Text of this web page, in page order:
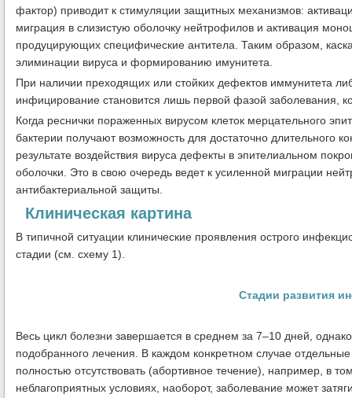
фактор) приводит к стимуляции защитных механизмов:
миграция в слизистую оболочку нейтрофилов и активация
продуцирующих специфические антитела. Таким образом,
элиминации вируса и формированию имунитета.
При наличии преходящих или стойких дефектов иммунитета
инфицирование становится лишь первой фазой заболевания,
Когда реснички пораженных вирусом клеток мерцательного
бактерии получают возможность для достаточно длительного
результате воздействия вируса дефекты в эпителиальном
оболочки. Это в свою очередь ведет к усиленной миграции
антибактериальной защиты.
Клиническая картина
В типичной ситуации клинические проявления острого
стадии (см. схему 1).
Стадии развития
Весь цикл болезни завершается в среднем за 7–10 дней,
подобранного лечения. В каждом конкретном случае
полностью отсутствовать (абортивное течение), например, в
неблагоприятных условиях, наоборот, заболевание может